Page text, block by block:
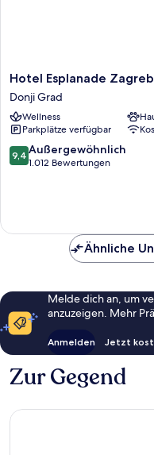
Hotel
Esplanade
Zagreb
Donji
Grad
Hotel Esplanade Zagreb
Donji Grad
Wellness
Parkplätze verfügbar
9.4
von
9,4 Außergewöhnlich
1.012 Bewertungen
Ähnliche
Melde dich an, um
anzuzeigen. Mehr
Anmelden Jetzt
Zur Gegend